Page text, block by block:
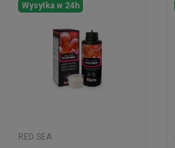
Wysyłka w 24h
RED SEA